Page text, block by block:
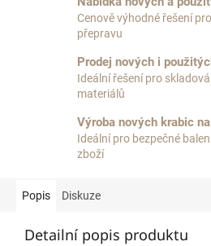
Cenově výhodné řešení
přepravu
Prodej nových i
Ideální řešení pro
materiálů
Výroba nových krabic
Ideální pro bezpečné
zboží
Popis Diskuze
Detailní popis produktu